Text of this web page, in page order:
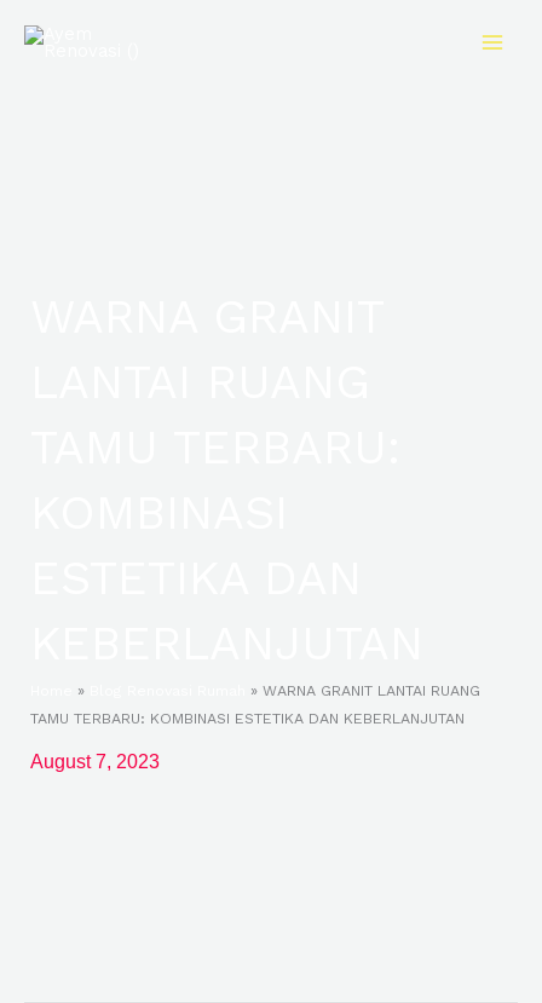
» » WARNA GRANIT LANTAI RUANG
TAMU TERBARU: KOMBINASI ESTETIKA DAN KEBERLANJUTAN
August 7, 2023